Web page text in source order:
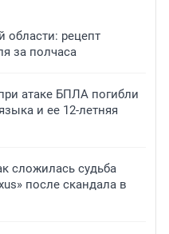
области: рецепт
за полчаса
атаке БПЛА погибли
и ее 12-летняя
сложилась судьба
после скандала в